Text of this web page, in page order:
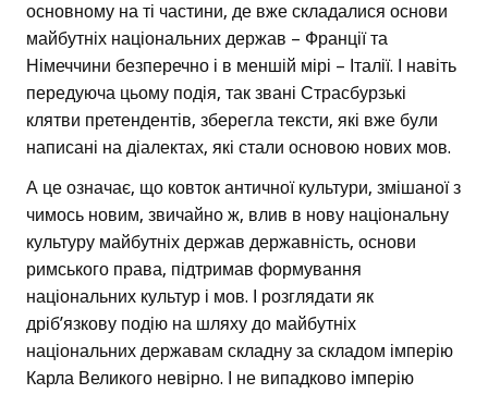
основному на ті частини, де вже складалися основи
майбутніх національних держав – Франції та
Німеччини безперечно і в меншій мірі – Італії. І навіть
передуюча цьому подія, так звані Страсбурзькі
клятви претендентів, зберегла тексти, які вже були
написані на діалектах, які стали основою нових мов.
А це означає, що ковток античної культури, змішаної з
чимось новим, звичайно ж, влив в нову національну
культуру майбутніх держав державність, основи
римського права, підтримав формування
національних культур і мов. І розглядати як
дріб’язкову подію на шляху до майбутніх
національних державам складну за складом імперію
Карла Великого невірно. І не випадково імперію